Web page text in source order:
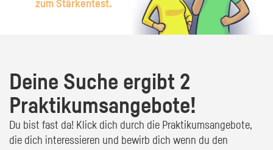
zum Stärkentest.
Deine Suche ergibt 2
Praktikumsangebote!
Du bist fast da! Klick dich durch die Praktikumsangebote,
die dich interessieren und bewirb dich wenn du den